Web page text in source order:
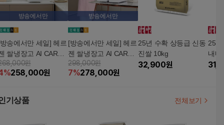
방송에서만
송에서만 세일] 헤르
쌀냉장고 AI CARE
러스 (11KG)
원
%258,000원
방송에서만
[방송에서만 세일] 헤르
젠 쌀냉장고 AI CARE
플러스 (21KG)
298,000원
7%278,000원
25년 수확 상등급 신동
진쌀 10kg
32,900원
25
내내
기상품 전체보기